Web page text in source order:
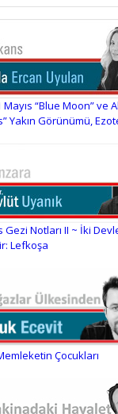
Mayıs “Blue Moon” ve
Yakın Görünümü,
Gezi Notları II ~ İki
Lefkoşa
Çocukları